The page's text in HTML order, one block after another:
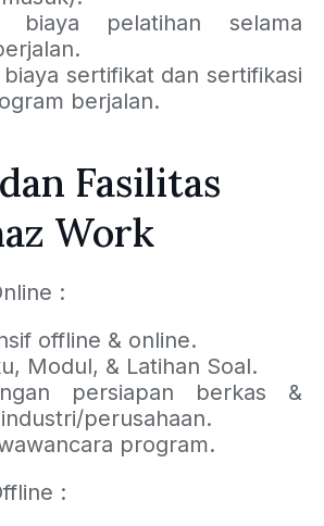
biaya pelatihan selama
sertifikat dan sertifikasi
berjalan.
Fasilitas
Work
:
offline & online.
Modul, & Latihan Soal.
persiapan berkas &
perusahaan.
program.
: